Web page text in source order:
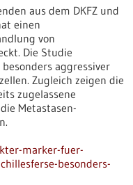
aus dem DKFZ und
einen
von
Die Studie
aggressiver
Zugleich zeigen die
zugelassene
Metastasen-
marker-fuer-
besonders-